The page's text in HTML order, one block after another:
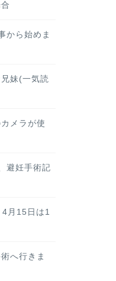
から始めま
妹(一気読
メラが使
避妊手術記
月15日は1
へ行きま